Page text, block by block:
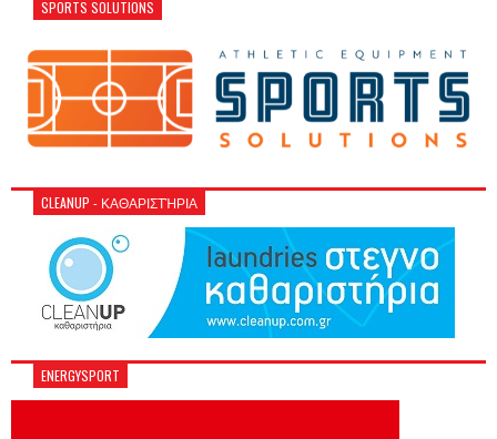
SPORTS SOLUTIONS
CLEANUP - ΚΑΘΑΡΙΣΤΉΡΙΑ
ENERGYSPORT